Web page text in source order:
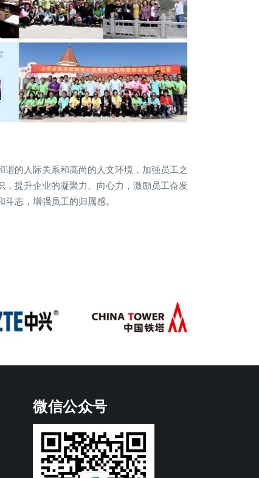
的人际关系和高尚的人文环境，加强员工之
提升企业的凝聚力、向心力，激励员工奋发
志，增强员工的归属感。
微信公众号